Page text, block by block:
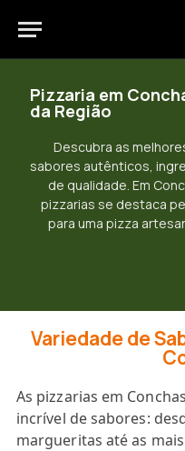
Pizzaria em
da Região
Descubra as
sabores autênticos,
de qualidade. Em
pizzarias se destaca
para uma pizza
Variedade de
As pizzarias em
incrível de sabores:
margueritas até as